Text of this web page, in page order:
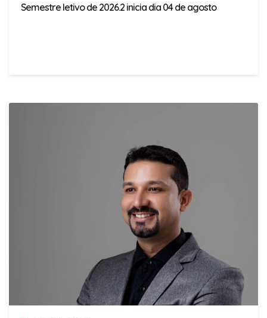
Semestre letivo de 2026.2 inicia dia 04 de agosto